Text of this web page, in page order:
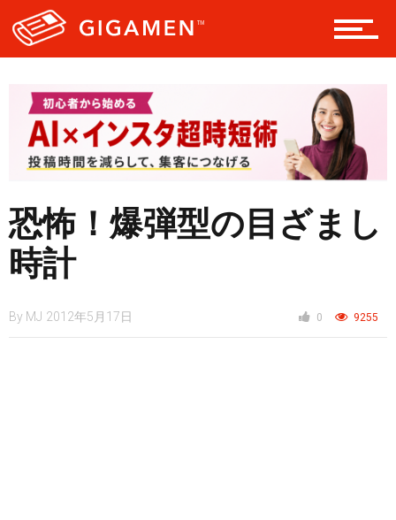
レジャー
ヘルス・健康
仮想通貨
恐怖！爆弾型の目ざまし
時計
By MJ 2012年5月17日 0 9255